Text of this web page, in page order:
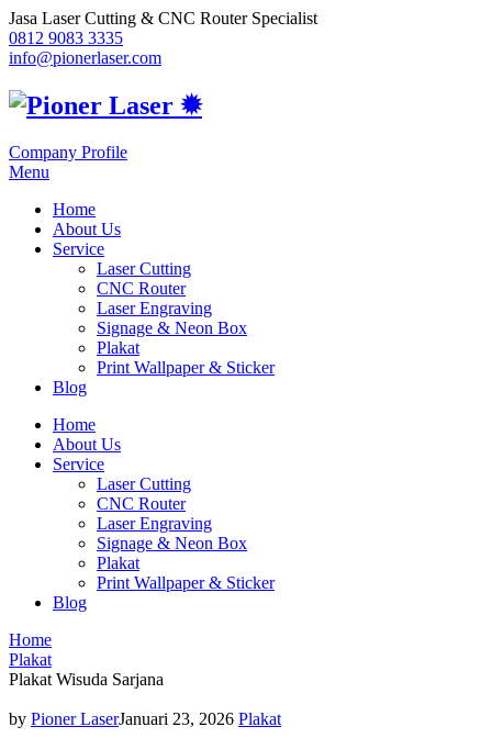
Jasa Laser Cutting & CNC Router Specialist
0812 9083 3335
info@pionerlaser.com
Company Profile
Menu
Home
About Us
Service
Laser Cutting
CNC Router
Laser Engraving
Signage & Neon Box
Plakat
Print Wallpaper & Sticker
Blog
Home
About Us
Service
Laser Cutting
CNC Router
Laser Engraving
Signage & Neon Box
Plakat
Print Wallpaper & Sticker
Blog
Home
Plakat
Plakat Wisuda Sarjana
by Pioner LaserJanuari 23, 2026 Plakat